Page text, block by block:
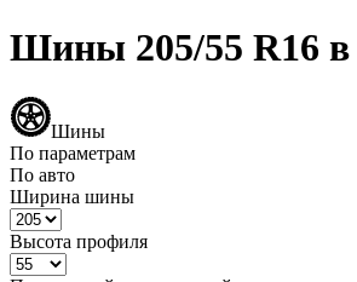
Шины 205/55 R16 в
Шины
По параметрам
По авто
Ширина шины
Высота профиля